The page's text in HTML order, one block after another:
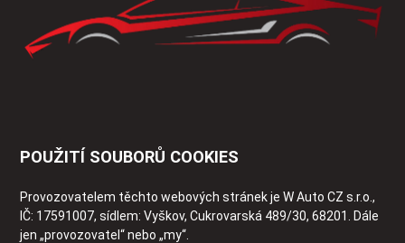
POUŽITÍ SOUBORŮ COOKIES
Provozovatelem těchto webových stránek je W Auto CZ s.r.o.,
IČ: 17591007, sídlem: Vyškov, Cukrovarská 489/30, 68201. Dále
jen „provozovatel“ nebo „my“.